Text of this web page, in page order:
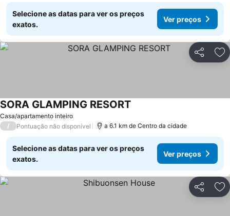
Selecione as datas para ver os preços
exatos.
Ver preços
Partilhar
Casa/apartamento inteiro
SORA GLAMPING RESORT
/ Pontuação não disponível a 6.1 km de Centro da cidade
Selecione as datas para ver os preços
exatos.
Ver preços
Partilhar